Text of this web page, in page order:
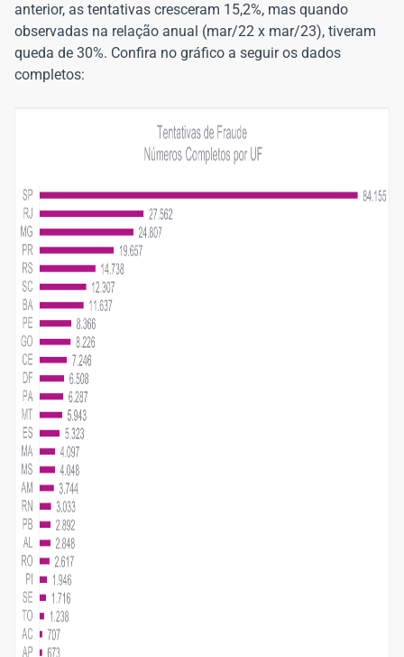
anterior, as tentativas cresceram 15,2%, mas quando
observadas na relação anual (mar/22 x mar/23), tiveram
queda de 30%. Confira no gráfico a seguir os dados
completos: